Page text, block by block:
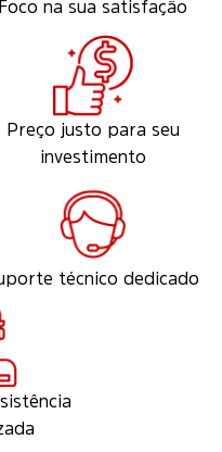
Foco na sua satisfação
Preço justo para seu
investimento
técnico dedicado